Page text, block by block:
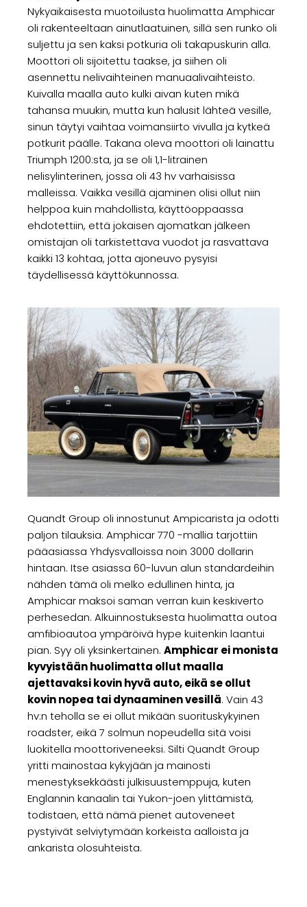
Nykyaikaisesta muotoilusta huolimatta Amphicar
oli rakenteeltaan ainutlaatuinen, sillä sen runko oli
suljettu ja sen kaksi potkuria oli takapuskurin alla.
Moottori oli sijoitettu taakse, ja siihen oli
asennettu nelivaihteinen manuaalivaihteisto.
Kuivalla maalla auto kulki aivan kuten mikä
tahansa muukin, mutta kun halusit lähteä vesille,
sinun täytyi vaihtaa voimansiirto vivulla ja kytkeä
potkurit päälle. Takana oleva moottori oli lainattu
Triumph 1200:sta, ja se oli 1,1-litrainen
nelisylinterinen, jossa oli 43 hv varhaisissa
malleissa. Vaikka vesillä ajaminen olisi ollut niin
helppoa kuin mahdollista, käyttöoppaassa
ehdotettiin, että jokaisen ajomatkan jälkeen
omistajan oli tarkistettava vuodot ja rasvattava
kaikki 13 kohtaa, jotta ajoneuvo pysyisi
täydellisessä käyttökunnossa.
Quandt Group oli innostunut Ampicarista ja odotti
paljon tilauksia. Amphicar 770 -mallia tarjottiin
pääasiassa Yhdysvalloissa noin 3000 dollarin
hintaan. Itse asiassa 60-luvun alun standardeihin
nähden tämä oli melko edullinen hinta, ja
Amphicar maksoi saman verran kuin keskiverto
perhesedan. Alkuinnostuksesta huolimatta outoa
amfibioautoa ympäröivä hype kuitenkin laantui
pian. Syy oli yksinkertainen. Amphicar ei monista
kyvyistään huolimatta ollut maalla
ajettavaksi kovin hyvä auto, eikä se ollut
kovin nopea tai dynaaminen vesillä. Vain 43
hv:n teholla se ei ollut mikään suorituskykyinen
roadster, eikä 7 solmun nopeudella sitä voisi
luokitella moottoriveneeksi. Silti Quandt Group
yritti mainostaa kykyjään ja mainosti
menestyksekkäästi julkisuustemppuja, kuten
Englannin kanaalin tai Yukon-joen ylittämistä,
todistaen, että nämä pienet autoveneet
pystyivät selviytymään korkeista aalloista ja
ankarista olosuhteista.